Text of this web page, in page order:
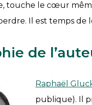
touche le cœur
Il est temps de
de
Raphaël
publique). Il